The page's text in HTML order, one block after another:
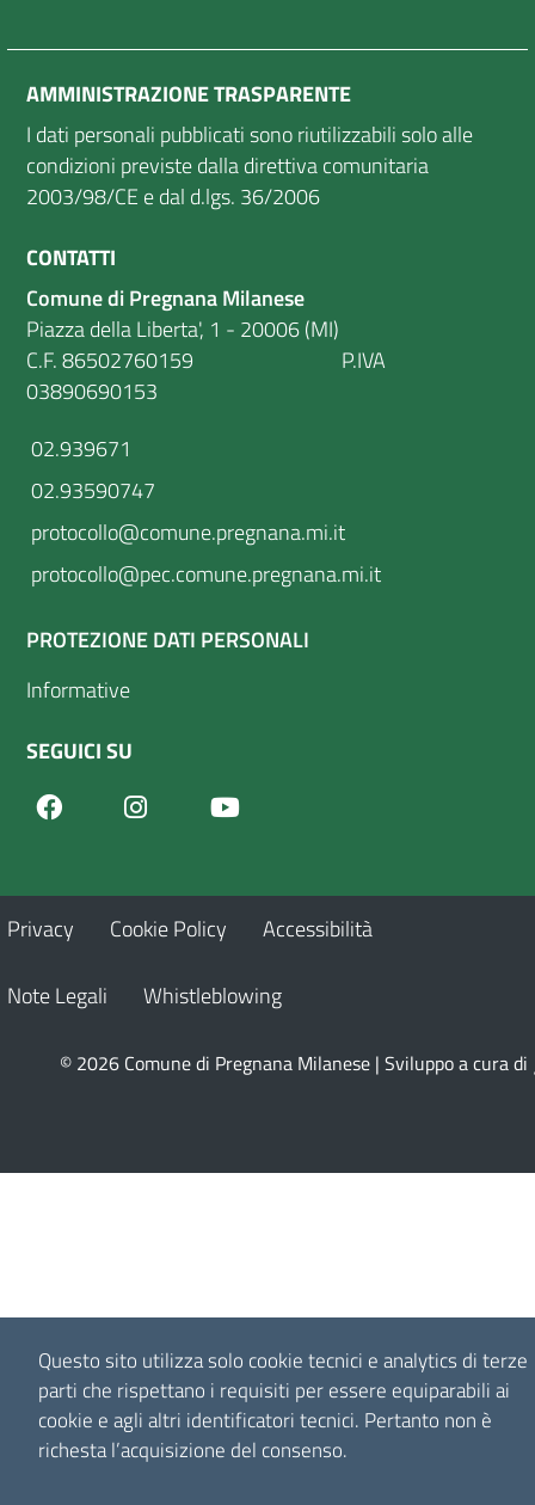
Questo sito utilizza solo cookie tecnici e analytics di terze
parti che rispettano i requisiti per essere equiparabili ai
cookie e agli altri identificatori tecnici. Pertanto non è
richesta l’acquisizione del consenso.
AMMINISTRAZIONE TRASPARENTE
I dati personali pubblicati sono riutilizzabili solo alle
condizioni previste dalla direttiva comunitaria
2003/98/CE e dal d.lgs. 36/2006
CONTATTI
Comune di Pregnana Milanese
Piazza della Liberta', 1 - 20006 (MI)
C.F. 86502760159 P.IVA
03890690153
02.939671
02.93590747
protocollo@comune.pregnana.mi.it
protocollo@pec.comune.pregnana.mi.it
PROTEZIONE DATI PERSONALI
Informative
SEGUICI SU
FacebookInstagram
Privacy Cookie Policy Accessibilità
Note Legali Whistleblowing
© 2026 Comune di Pregnana Milanese | Sviluppo a cura di